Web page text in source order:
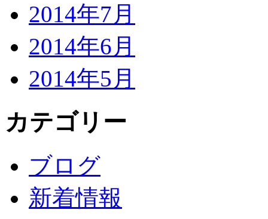
2014年7月
2014年6月
2014年5月
カテゴリー
ブログ
新着情報